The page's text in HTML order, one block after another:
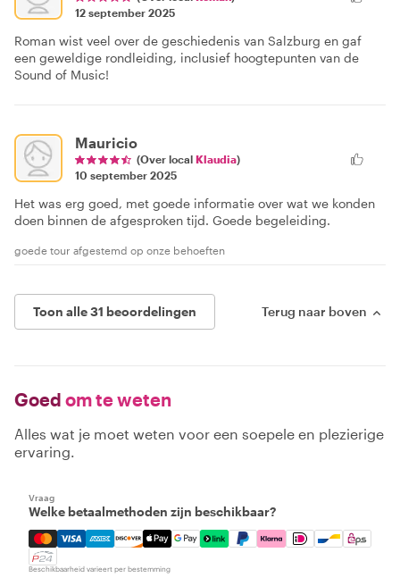
12 september 2025
Roman wist veel over de geschiedenis van Salzburg en gaf
een geweldige rondleiding, inclusief hoogtepunten van de
Sound of Music!
Mauricio
(Over local Klaudia)
10 september 2025
Het was erg goed, met goede informatie over wat we konden
doen binnen de afgesproken tijd. Goede begeleiding.
goede tour afgestemd op onze behoeften
Toon alle 31 beoordelingen Terug naar boven
Goed om te weten
Alles wat je moet weten voor een soepele en plezierige
ervaring.
Vraag
Welke betaalmethoden zijn beschikbaar?
Mastercard, Visa, Amex, Discover, Apple Pay, Google
Beschikbaarheid varieert per bestemming